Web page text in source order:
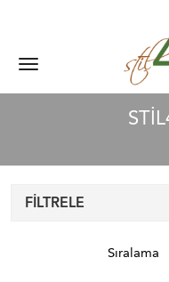
FILTRELE
Sıralama